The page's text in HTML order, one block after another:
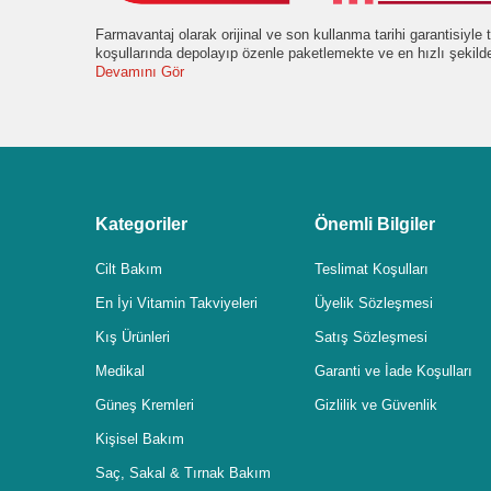
Farmavantaj olarak orijinal ve son kullanma tarihi garantisiyle
koşullarında depolayıp özenle paketlemekte ve en hızlı
Devamını Gör
Kategoriler
Cilt Bakım
En İyi Vitamin Takviyeleri
Kış Ürünleri
Medikal
Güneş Kremleri
Kişisel Bakım
Saç, Sakal & Tırnak Bakım
Önemli Bilgiler
Teslimat Koşulları
Üyelik Sözleşmesi
Satış Sözleşmesi
Garanti ve İade Koşulları
Gizlilik ve Güvenlik